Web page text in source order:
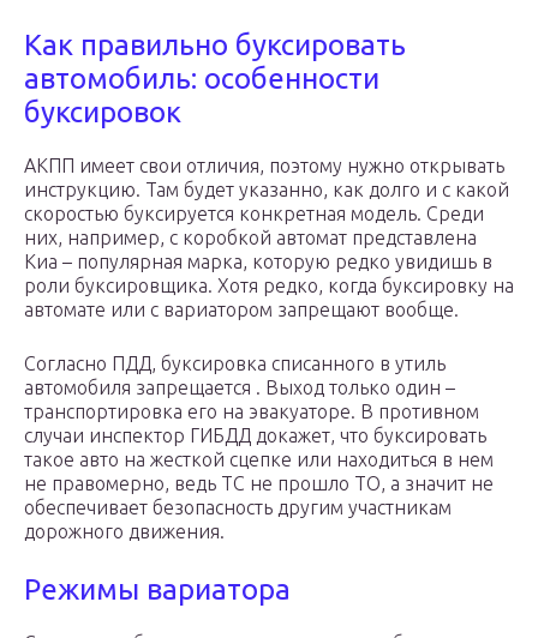
Как правильно буксировать
автомобиль: особенности
буксировок
АКПП имеет свои отличия, поэтому нужно открывать
инструкцию. Там будет указанно, как долго и с какой
скоростью буксируется конкретная модель. Среди
них, например, с коробкой автомат представлена
Киа – популярная марка, которую редко увидишь в
роли буксировщика. Хотя редко, когда буксировку на
автомате или с вариатором запрещают вообще.
Согласно ПДД, буксировка списанного в утиль
автомобиля запрещается . Выход только один –
транспортировка его на эвакуаторе. В противном
случаи инспектор ГИБДД докажет, что буксировать
такое авто на жесткой сцепке или находиться в нем
не правомерно, ведь ТС не прошло ТО, а значит не
обеспечивает безопасность другим участникам
дорожного движения.
Режимы вариатора